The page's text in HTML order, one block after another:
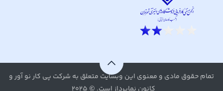
تمام حقوق مادی و معنوی این وبسایت متعلق به شرکت پی کار نو آور و